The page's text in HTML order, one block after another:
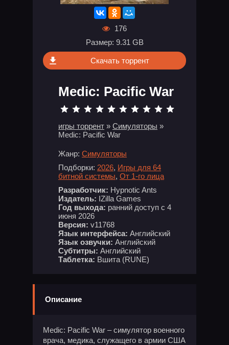
176
Размер: 9.31 GB
Скачать торрент
Medic: Pacific War
игры торрент » Симуляторы »
Medic: Pacific War
Жанр: Симуляторы
Подборки: 2026, Игры для 64
битной системы, От 1-го лица
Разработчик: Hypnotic Ants
Издатель: IZilla Games
Год выхода: ранний доступ с 4
июня 2026
Версия: v11768
Язык интерфейса: Английский
Язык озвучки: Английский
Субтитры: Английский
Таблетка: Вшита (RUNE)
Описание
Medic: Pacific War – симулятор военного
врача, медика, служащего в армии США